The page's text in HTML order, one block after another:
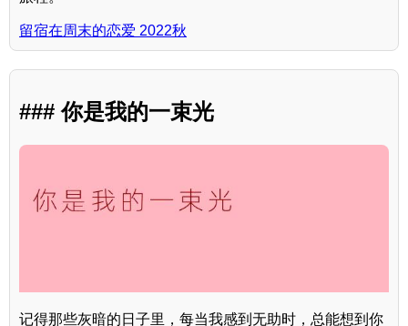
留宿在周末的恋爱 2022秋
### 你是我的一束光
记得那些灰暗的日子里，每当我感到无助时，总能想到你